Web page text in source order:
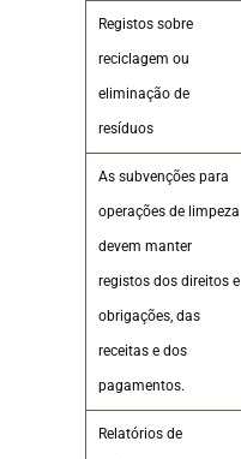
Registos sobre
reciclagem ou
eliminação de
resíduos
As subvenções para
operações de limpeza
devem manter
registos dos direitos e
obrigações, das
receitas e dos
pagamentos.
Relatórios de